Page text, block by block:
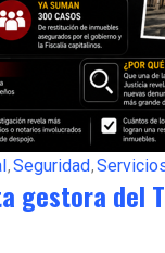
Seguridad
gestora del